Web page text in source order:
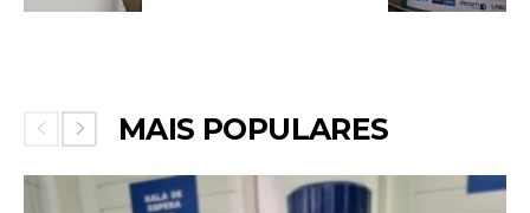
MAIS POPULARES